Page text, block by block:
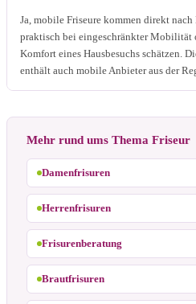
Ja, mobile Friseure kommen direkt
praktisch bei eingeschränkter Mobilität
Komfort eines Hausbesuchs schätzen.
enthält auch mobile Anbieter aus der
Mehr rund ums Thema Friseur
Damenfrisuren
Herrenfrisuren
Frisurenberatung
Brautfrisuren